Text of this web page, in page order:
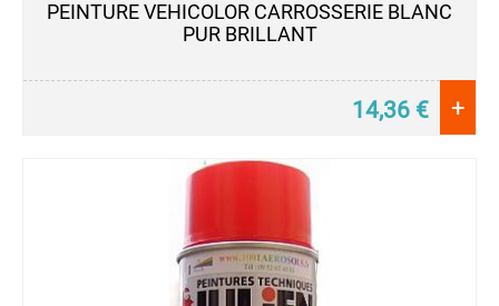
PEINTURE VEHICOLOR CARROSSERIE BLANC
PUR BRILLANT
14,36 € +